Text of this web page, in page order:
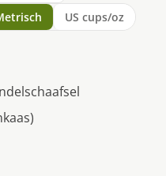
US cups/oz